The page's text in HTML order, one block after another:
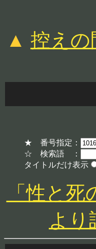
▲ 控えの
★ 番号指定：
☆ 検索語 ：
タイトルだけ表示
「性と
より